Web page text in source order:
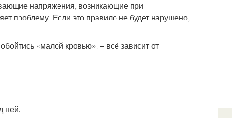
напряжения, возникающие при
проблему. Если это правило не будет нарушено,
«малой кровью», – всё зависит от
ней.